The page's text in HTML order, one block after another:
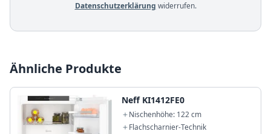
Datenschutzerklärung widerrufen.
Ähnliche Produkte
Neff KI1412FE0
Nischenhöhe: 122 cm
Flachscharnier-Technik